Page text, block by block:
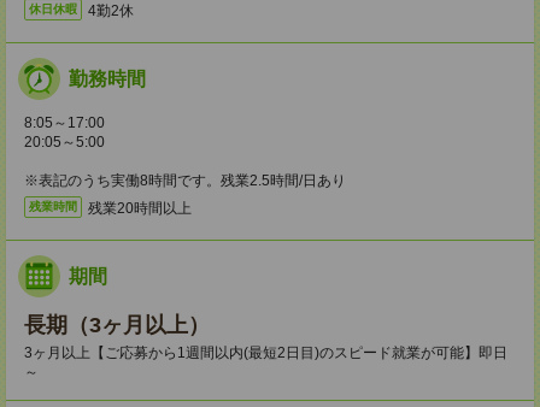
休日休暇 4勤2休
勤務時間
8:05～17:00
20:05～5:00
※表記のうち実働8時間です。残業2.5時間/日あり
残業時間 残業20時間以上
期間
長期（3ヶ月以上）
3ヶ月以上【ご応募から1週間以内(最短2日目)のスピード就業が可能】即日
～